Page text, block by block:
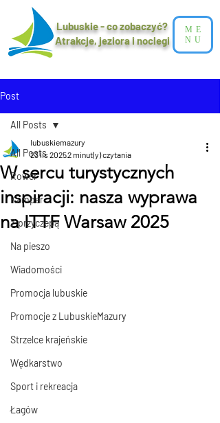
Lubuskie - co zobaczyć?
Atrakcje, jeziora i noclegi​
ME
NU
Post
All Posts
Rower
Kamper
Z przyczepą
Na pieszo
Wiadomości
Promocja lubuskie
Promocje z LubuskieMazury
Strzelce krajeńskie
Wędkarstwo
Sport i rekreacja
Łagów
All Posts
W sercu turystycznych
inspiracji: nasza wyprawa
na ITTF Warsaw 2025
lubuskiemazury
23 lis 20252 minut(y) czytania